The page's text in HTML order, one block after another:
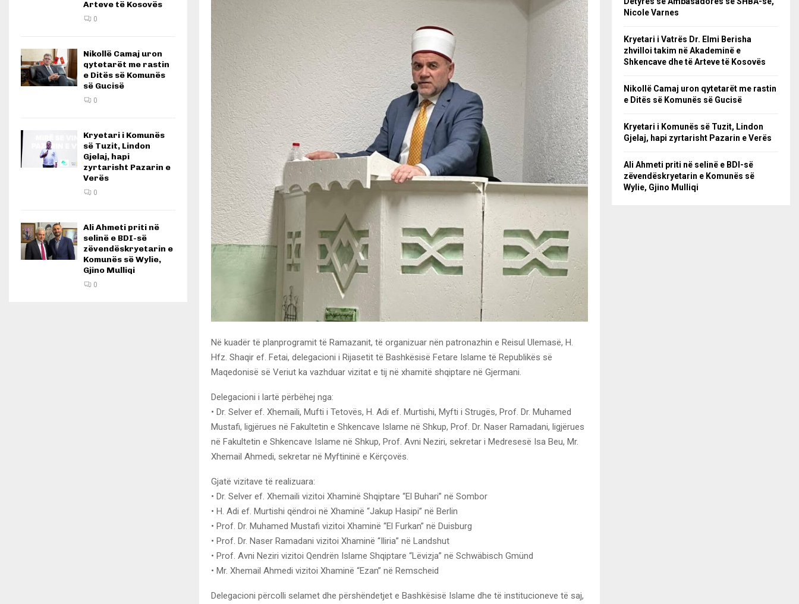
Në kuadër të planprogramit të Ramazanit, të organizuar nën patronazhin e Reisul Ulemasë, H.
Hfz. Shaqir ef. Fetai, delegacioni i Rijasetit të Bashkësisë Fetare Islame të Republikës së
Maqedonisë së Veriut ka vazhduar vizitat e tij në xhamitë shqiptare në Gjermani.
Delegacioni i lartë përbëhej nga:
• Dr. Selver ef. Xhemaili, Mufti i Tetovës, H. Adi ef. Murtishi, Myfti i Strugës, Prof. Dr. Muhamed
Mustafi, ligjërues në Fakultetin e Shkencave Islame në Shkup, Prof. Dr. Naser Ramadani, ligjërues
në Fakultetin e Shkencave Islame në Shkup, Prof. Avni Neziri, sekretar i Medresesë Isa Beu, Mr.
Xhemail Ahmedi, sekretar në Myftininë e Kërçovës.
Gjatë vizitave të realizuara:
• Dr. Selver ef. Xhemaili vizitoi Xhaminë Shqiptare “El Buhari” në Sombor
• H. Adi ef. Murtishi qëndroi në Xhaminë “Jakup Hasipi” në Berlin
• Prof. Dr. Muhamed Mustafi vizitoi Xhaminë “El Furkan” në Duisburg
• Prof. Dr. Naser Ramadani vizitoi Xhaminë “Iliria” në Landshut
• Prof. Avni Neziri vizitoi Qendrën Islame Shqiptare “Lëvizja” në Schwäbisch Gmünd
• Mr. Xhemail Ahmedi vizitoi Xhaminë “Ezan” në Remscheid
Delegacioni përcolli selamet dhe përshëndetjet e Bashkësisë Islame dhe të institucioneve të saj,
Arteve të Kosovës
0
Nikollë Camaj uron
qytetarët me rastin
e Ditës së Komunës
së Gucisë
0
Kryetari i Komunës
së Tuzit, Lindon
Gjelaj, hapi
zyrtarisht Pazarin e
Verës
0
Ali Ahmeti priti në
selinë e BDI-së
zëvendëskryetarin e
Komunës së Wylie,
Gjino Mulliqi
0
Nicole Varnes
Kryetari i Vatrës Dr. Elmi Berisha
zhvilloi takim në Akademinë e
Shkencave dhe të Arteve të Kosovës
Nikollë Camaj uron qytetarët me rastin
e Ditës së Komunës së Gucisë
Kryetari i Komunës së Tuzit, Lindon
Gjelaj, hapi zyrtarisht Pazarin e Verës
Ali Ahmeti priti në selinë e BDI-së
zëvendëskryetarin e Komunës së
Wylie, Gjino Mulliqi